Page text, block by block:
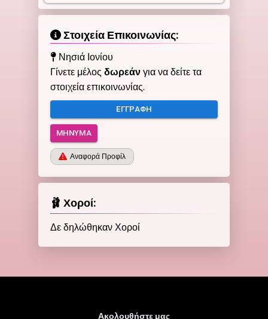
Στοιχεία Επικοινωνίας:
Νησιά Ιονίου
Γίνετε μέλοςδωρεάνγια να δείτε τα
στοιχεία επικοινωνίας.
ΕΓΓΡΑΦΉ
ΜΉΝΥΜΑ
Αναφορά Προφίλ
🩰 Χοροί:
Δε δηλώθηκαν Χοροί
Ακολουθήστε μας